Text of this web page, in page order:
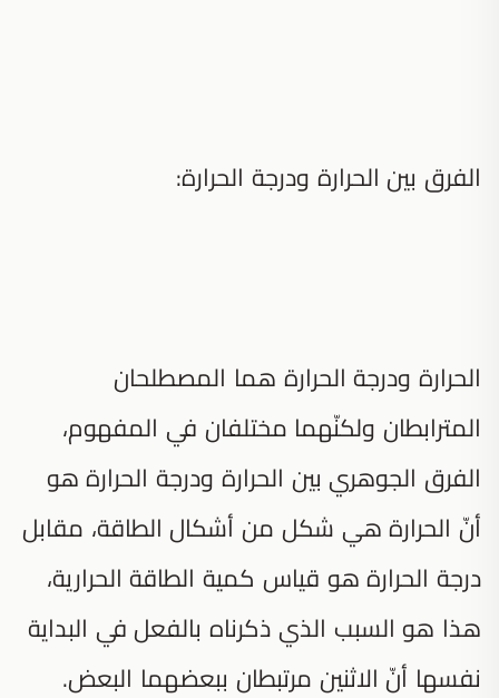
الفرق بين الحرارة ودرجة الحرارة:
الحرارة ودرجة الحرارة هما المصطلحان
المترابطان ولكنّهما مختلفان في المفهوم،
الفرق الجوهري بين الحرارة ودرجة الحرارة هو
أنّ الحرارة هي شكل من أشكال الطاقة، مقابل
درجة الحرارة هو قياس كمية الطاقة الحرارية،
هذا هو السبب الذي ذكرناه بالفعل في البداية
نفسها أنّ الاثنين مرتبطان ببعضهما البعض.